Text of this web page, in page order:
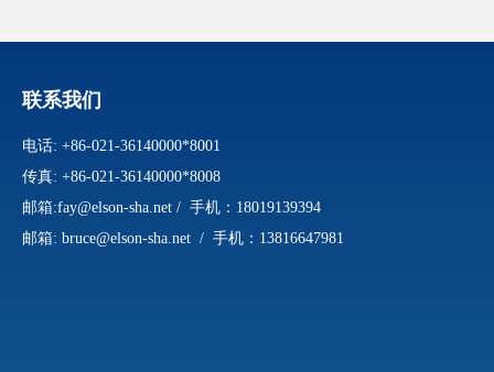
联系我们
电话: +86-021-36140000*8001
传真: +86-021-36140000*8008
邮箱:fay@elson-sha.net / 手机：18019139394
邮箱: bruce@elson-sha.net / 手机： 13816647981